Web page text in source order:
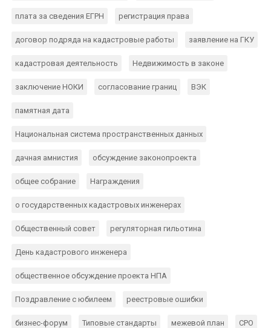
плата за сведения ЕГРН регистрация права
договор подряда на кадастровые работы заявление на ГКУ
кадастровая деятельность Недвижимость в законе
заключение НОКИ согласование границ ВЭК
памятная дата
Национальная система пространственных данных
дачная амнистия обсуждение законопроекта
общее собрание Награждения
о государственных кадастровых инженерах
Общественный совет регуляторная гильотина
День кадастрового инженера
общественное обсуждение проекта НПА
Поздравление с юбилеем реестровые ошибки
бизнес-форум Типовые стандарты межевой план СРО